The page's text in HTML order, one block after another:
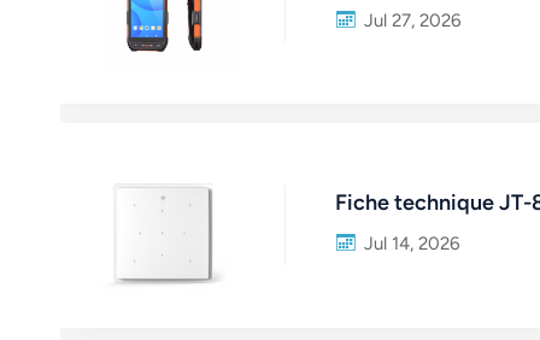
عربي
Ελληνικά
Jul 27, 2026
Fiche technique JT-
Jul 14, 2026